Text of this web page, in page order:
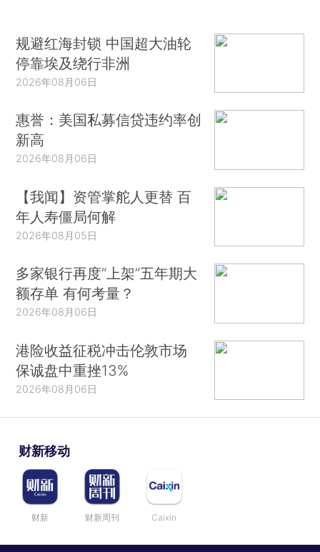
规避红海封锁 中国超大油轮
停靠埃及绕行非洲
2026年08月06日
惠誉：美国私募信贷违约率创
新高
2026年08月06日
【我闻】资管掌舵人更替 百
年人寿僵局何解
2026年08月05日
多家银行再度“上架”五年期大
额存单 有何考量？
2026年08月06日
港险收益征税冲击伦敦市场
保诚盘中重挫13%
2026年08月06日
财新移动
财新 财新周刊 Caixin